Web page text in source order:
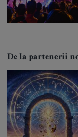
De la partenerii